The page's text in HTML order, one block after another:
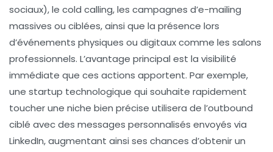
sociaux), le cold calling, les campagnes d’e-mailing
massives ou ciblées, ainsi que la présence lors
d’événements physiques ou digitaux comme les salons
professionnels. L’avantage principal est la visibilité
immédiate que ces actions apportent. Par exemple,
une startup technologique qui souhaite rapidement
toucher une niche bien précise utilisera de l’outbound
ciblé avec des messages personnalisés envoyés via
LinkedIn, augmentant ainsi ses chances d’obtenir un